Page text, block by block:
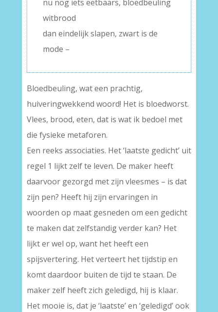
nu nog iets eetbaars, bloedbeuling
witbrood
dan eindelijk slapen, zwart is de
mode –
Bloedbeuling, wat een prachtig,
huiveringwekkend woord! Het is bloedworst.
Vlees, brood, eten, dat is wat ik bedoel met
die fysieke metaforen.
Een reeks associaties. Het ‘laatste gedicht’ uit
regel 1 lijkt zelf te leven. De maker heeft
daarvoor gezorgd met zijn vleesmes – is dat
zijn pen? Heeft hij zijn ervaringen in
woorden op maat gesneden om een gedicht
te maken dat zelfstandig verder kan? Het
lijkt er wel op, want het heeft een
spijsvertering. Het verteert het tijdstip en
komt daardoor buiten de tijd te staan. De
maker zelf heeft zich geledigd, hij is klaar.
Het mooie is, dat je ‘laatste’ en ‘geledigd’ ook